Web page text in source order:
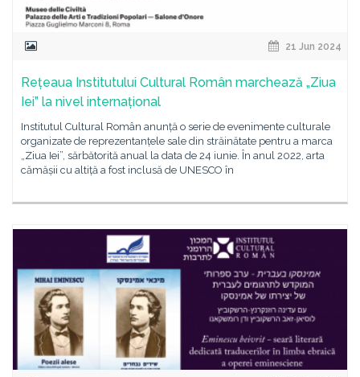
21 Jun 2024
Rețeaua Institutului Cultural Român marchează „Ziua
Iei” la nivel internațional
Institutul Cultural Român anunță o serie de evenimente culturale
organizate de reprezentanțele sale din străinătate pentru a marca
„Ziua Iei”, sărbătorită anual la data de 24 iunie. În anul 2022, arta
cămășii cu altiță a fost inclusă de UNESCO în